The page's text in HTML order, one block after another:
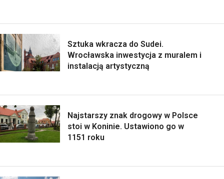
Sztuka wkracza do Sudei.
Wrocławska inwestycja z muralem i
instalacją artystyczną
Najstarszy znak drogowy w Polsce
stoi w Koninie. Ustawiono go w
1151 roku